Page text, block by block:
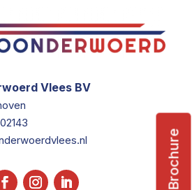
Vlees BV
Brochure